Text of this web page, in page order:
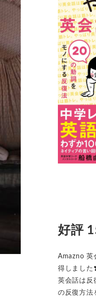
好評
Amazno 英
得しました
英会話は反
の反復方法